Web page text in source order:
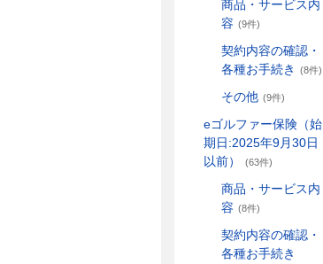
商品・サービス内
容 (9件)
契約内容の確認・
各種お手続き
(8件)
その他 (9件)
eゴルファー保険（始
期日:2025年9月30日
以前）
(63件)
商品・サービス内
容 (8件)
契約内容の確認・
各種お手続き